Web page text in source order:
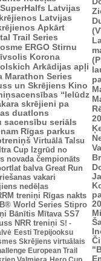
SuperHalfs Latvijas
Latvijas
Apkārt
Trail Series
ERGO Stirnu
Korona
Arkādijas apļi
Marathon Series
un Skrējiens Kino
“Ielūdz
skrējieni pa
duatlons
sacensību seriāls
Rīgas parkus
Virtuālā Talsu
Cup Izgrūd no
novada čempionāts
balva Great Run
vakari
nedēļas
treniņi Rīgas nakts
World Series Stipro
Bānītis Mītava SS7
NRR treniņi S! -
Eesti Trepijooksu
Skrējiens virtuālais
European Trail